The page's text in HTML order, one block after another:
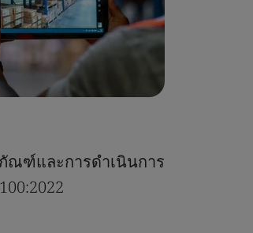
ณฑ์และการดำเนินการ